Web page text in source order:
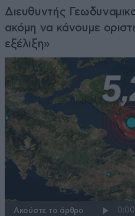
Διευθυντής
ακόμη να κάνουμε
εξέλιξη»
Ακούστε το άρθρο